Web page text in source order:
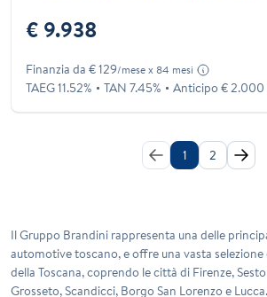
€ 9.938
Finanzia da € 129/mese x 84 mesi
TAEG 11.52% TAN 7.45% Anticipo € 2.000
1 2
Il Gruppo Brandini rappresenta una delle
automotive toscano, e offre una vasta
della Toscana, coprendo le città di Firenze,
Grosseto, Scandicci, Borgo San Lorenzo e